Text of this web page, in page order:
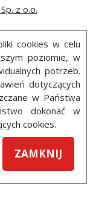
z o.o.
cookies w celu
poziomie, w
potrzeb.
dotyczących
w Państwa
dokonać w
cookies.
ZAMKNIJ